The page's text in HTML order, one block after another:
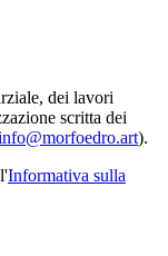
dei lavori
scritta dei
).
Informativa sulla